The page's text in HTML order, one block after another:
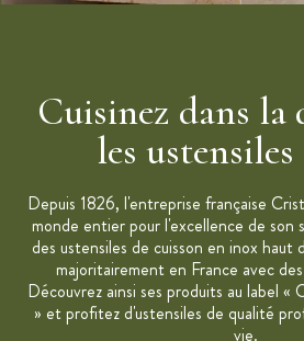
Cuisinez dans la
les ustensiles
Depuis 1826, l'entreprise française
monde entier pour l'excellence de son
des ustensiles de cuisson en inox haut
majoritairement en France avec
Découvrez ainsi ses produits au label «
» et profitez d'ustensiles de qualité
vie.